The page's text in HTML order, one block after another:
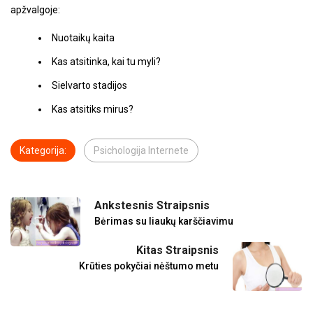
apžvalgoje:
Nuotaikų kaita
Kas atsitinka, kai tu myli?
Sielvarto stadijos
Kas atsitiks mirus?
Kategorija: Psichologija Internete
Ankstesnis Straipsnis
Bėrimas su liaukų karščiavimu
Kitas Straipsnis
Krūties pokyčiai nėštumo metu